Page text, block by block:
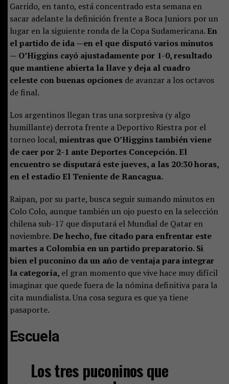
Garrido, en tanto, está concentrado esta semana en
sacar adelante la definición frente a Boca Juniors por un
lugar en la siguiente ronda de la Copa Sudamericana. En
el partido de ida —en el que disputó varios minutos
— O’Higgins cayó ajustadamente por 1-0, resultado
que mantiene abierta la llave y deja al cuadro
celeste con buenas opcionesde avanzar a los octavos
de final.
Los argentinos llegan tras una sorpresiva (y algo
humillante) derrota frente a Deportivo Riestra por el
torneo local, mientras que O’Higgins también viene
de caer por 2-1 ante Deportes Concepción. El
encuentro se disputará este jueves, a las 20:30 horas,
en el estadio El Teniente de Rancagua.
Raipan, por su parte, busca seguir sumando minutos en
Colo Colo, aunque también un ojo puesto en la selección
chilena sub-17 que disputará el Mundial de Qatar en
noviembre. De hecho, fue citado para enfrentar este
martes a Colombia en un partido preparatorio. Si
bien el puconino da un año de ventaja para integrar
la categoría, el gran momento que vive hace muy difícil
imaginar que quede fuera de la nómina definitiva para la
cita mundialista. Una cosa segura es que ya tiene
pasaporte.
Escuela
Los tres puconinos que